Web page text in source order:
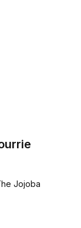
Jojoba